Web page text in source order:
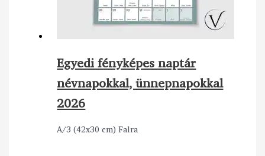
Egyedi fényképes naptár
névnapokkal, ünnepnapokkal
2026
A/3 (42x30 cm) Falra